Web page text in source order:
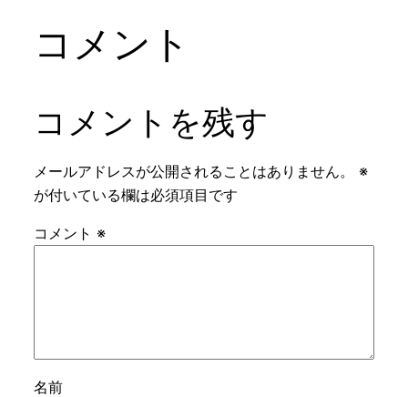
コメント
コメントを残す
メールアドレスが公開されることはありません。
※
が付いている欄は必須項目です
コメント ※
名前